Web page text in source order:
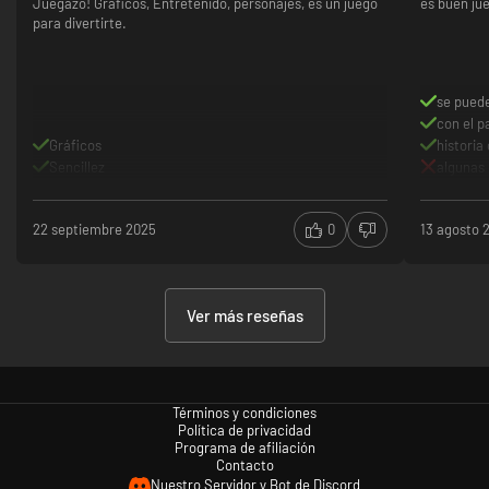
para divertirte.
Gráficos
22 septiembre 2025 0
se
con el
historia
13 agosto
Ver más reseñas
Términos y condiciones
Política de privacidad
Programa de afiliación
Contacto
Nuestro Servidor y Bot de Discord